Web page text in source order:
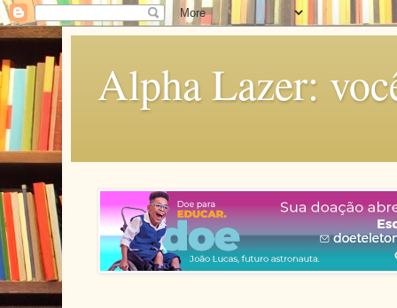
Alpha Lazer: